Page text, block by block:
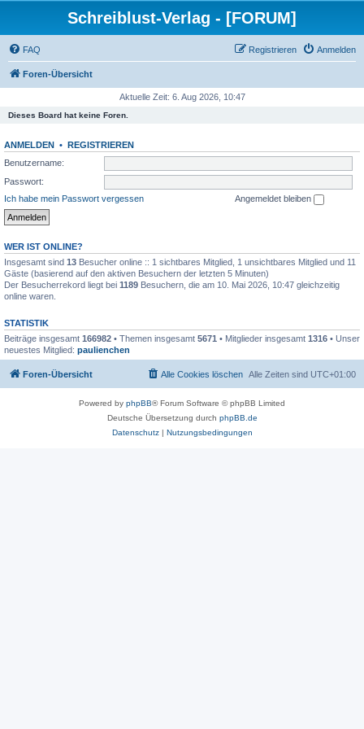
Schreiblust-Verlag - [FORUM]
FAQ Anmelden
Registrieren
Foren-Übersicht
Aktuelle Zeit: 6. Aug 2026, 10:47
Dieses Board hat keine Foren.
ANMELDEN • REGISTRIEREN
Benutzername:
Passwort:
Ich habe mein Passwort vergessen
Angemeldet bleiben
WER IST ONLINE?
Insgesamt sind 13 Besucher online :: 1 sichtbares Mitglied, 1 unsichtbares Mitglied und 11
Gäste (basierend auf den aktiven Besuchern der letzten 5 Minuten)
Der Besucherrekord liegt bei 1189 Besuchern, die am 10. Mai 2026, 10:47 gleichzeitig
online waren.
STATISTIK
Beiträge insgesamt 166982 • Themen insgesamt 5671 • Mitglieder insgesamt 1316 • Unser
neuestes Mitglied: paulienchen
Foren-Übersicht Alle Zeiten sind UTC+01:00
Alle Cookies löschen
Powered by phpBB® Forum Software © phpBB Limited
Deutsche Übersetzung durch phpBB.de
Datenschutz| Nutzungsbedingungen